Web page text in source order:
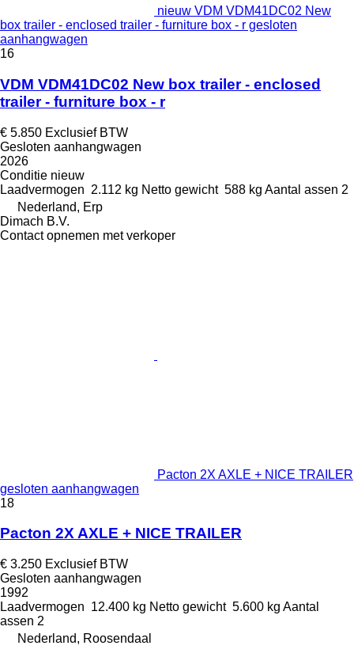
nieuw VDM VDM41DC02 New
box trailer - enclosed trailer - furniture box - r gesloten
aanhangwagen
16
VDM VDM41DC02 New box trailer - enclosed
trailer - furniture box - r
€ 5.850 Exclusief BTW
Gesloten aanhangwagen
2026
Conditie nieuw
Laadvermogen 2.112 kg Netto gewicht 588 kg Aantal assen 2
Nederland, Erp
Dimach B.V.
Contact opnemen met verkoper
Pacton 2X AXLE + NICE TRAILER
gesloten aanhangwagen
18
Pacton 2X AXLE + NICE TRAILER
€ 3.250 Exclusief BTW
Gesloten aanhangwagen
1992
Laadvermogen 12.400 kg Netto gewicht 5.600 kg Aantal
assen 2
Nederland, Roosendaal